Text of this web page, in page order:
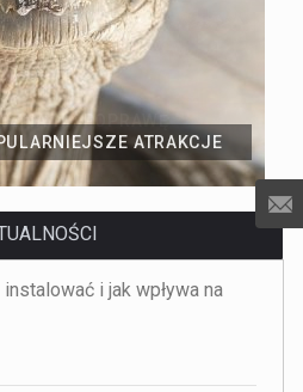
ATRAKCJE
i jak wpływa na